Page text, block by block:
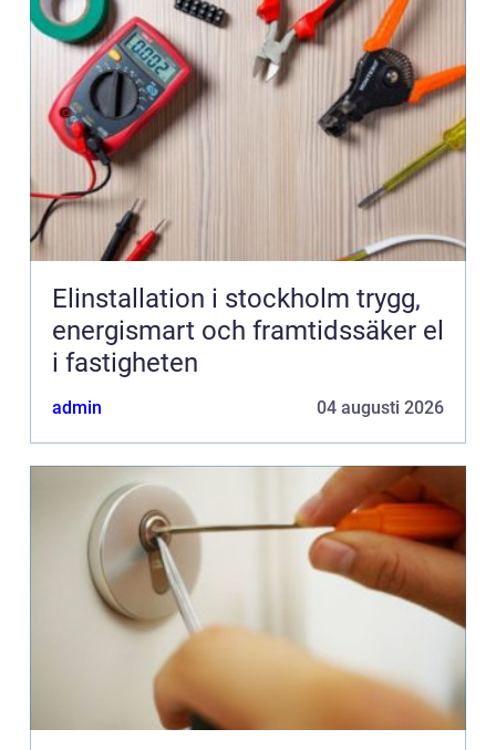
Elinstallation i stockholm trygg,
energismart och framtidssäker el
i fastigheten
admin 04 augusti 2026